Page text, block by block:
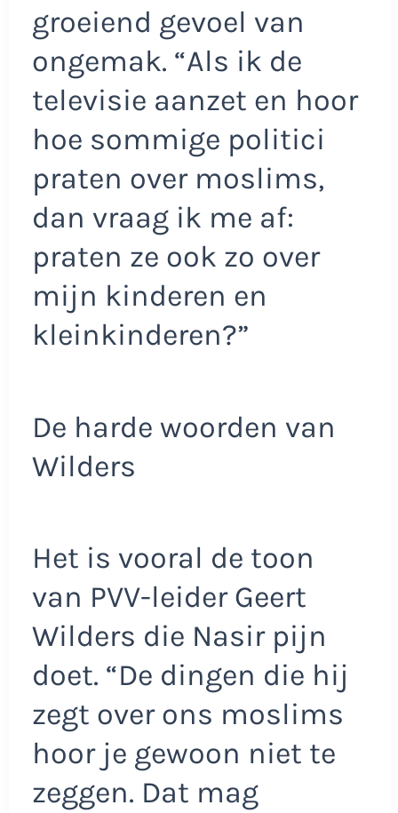
groeiend gevoel van
ongemak. “Als ik de
televisie aanzet en hoor
hoe sommige politici
praten over moslims,
dan vraag ik me af:
praten ze ook zo over
mijn kinderen en
kleinkinderen?”
De harde woorden van
Wilders
Het is vooral de toon
van PVV-leider Geert
Wilders die Nasir pijn
doet. “De dingen die hij
zegt over ons moslims
hoor je gewoon niet te
zeggen. Dat mag